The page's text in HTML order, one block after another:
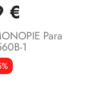
€
Para
1